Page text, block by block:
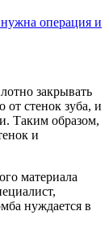
нужна операция и
закрывать
от стенок зуба, и
Таким образом,
и
материала
нуждается в